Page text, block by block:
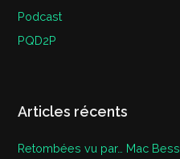
Podcast
PQD2P
Articles récents
Retombées vu par… Mac Bess